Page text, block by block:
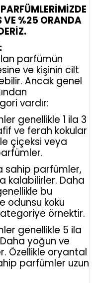
VE %25 ORANDA
parfümün
ve kişinin cilt
Ancak genel
vardır:
genellikle 1 ila 3
ve ferah kokular
çiçeksi veya
sahip parfümler,
kalabilirler. Daha
bu
odunsu koku
örnektir.
genellikle 5 ila
yoğun ve
Özellikle oryantal
parfümler uzun